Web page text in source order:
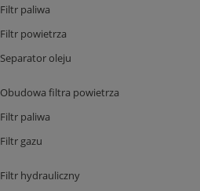
Filtr paliwa
Filtr powietrza
Separator oleju
Obudowa filtra powietrza
Filtr paliwa
Filtr gazu
Filtr hydrauliczny